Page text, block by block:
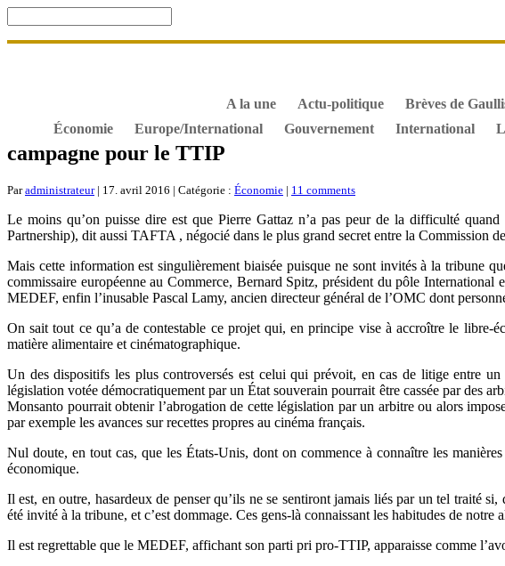
A la une Actu-politique Brèves de
Économie
Europe/International Gouvernement International
campagne pour le TTIP
Paradministrateur| 17. avril 2016 | Catégorie : Économie | 11 comments
Le moins qu’on puisse dire est que Pierre Gattaz n’a pas peur de la difficulté
Partnership), dit aussi TAFTA , négocié dans le plus grand secret entre la Commission
Mais cette information est singulièrement biaisée puisque ne sont invités à la tribune
commissaire européenne au Commerce, Bernard Spitz, président du pôle
MEDEF, enfin l’inusable Pascal Lamy, ancien directeur général de l’OMC dont
On sait tout ce qu’a de contestable ce projet qui, en principe vise à accroître le libre-
matière alimentaire et cinématographique.
Un des dispositifs les plus controversés est celui qui prévoit, en cas de litige entre
législation votée démocratiquement par un État souverain pourrait être cassée par des
Monsanto pourrait obtenir l’abrogation de cette législation par un arbitre ou alors
par exemple les avances sur recettes propres au cinéma français.
Nul doute, en tout cas, que les États-Unis, dont on commence à connaître les
économique.
Il est, en outre, hasardeux de penser qu’ils ne se sentiront jamais liés par un tel traité
été invité à la tribune, et c’est dommage. Ces gens-là connaissant les habitudes de notre
Il est regrettable que le MEDEF, affichant son parti pri pro-TTIP, apparaisse comme